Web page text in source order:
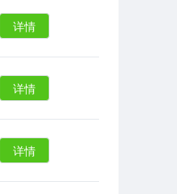
详情
详情
详情